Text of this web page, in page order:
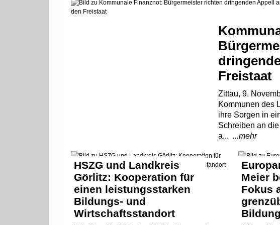
Freistaat
Zittau, 9.
Kommunen des
ihre Sorgen in
Schreiben an
a... ...mehr
HSZG und Landkreis
Görlitz: Kooperation für
einen leistungsstarken
Bildungs- und
Wirtschaftsstandort
Meier
Fokus
Bildung